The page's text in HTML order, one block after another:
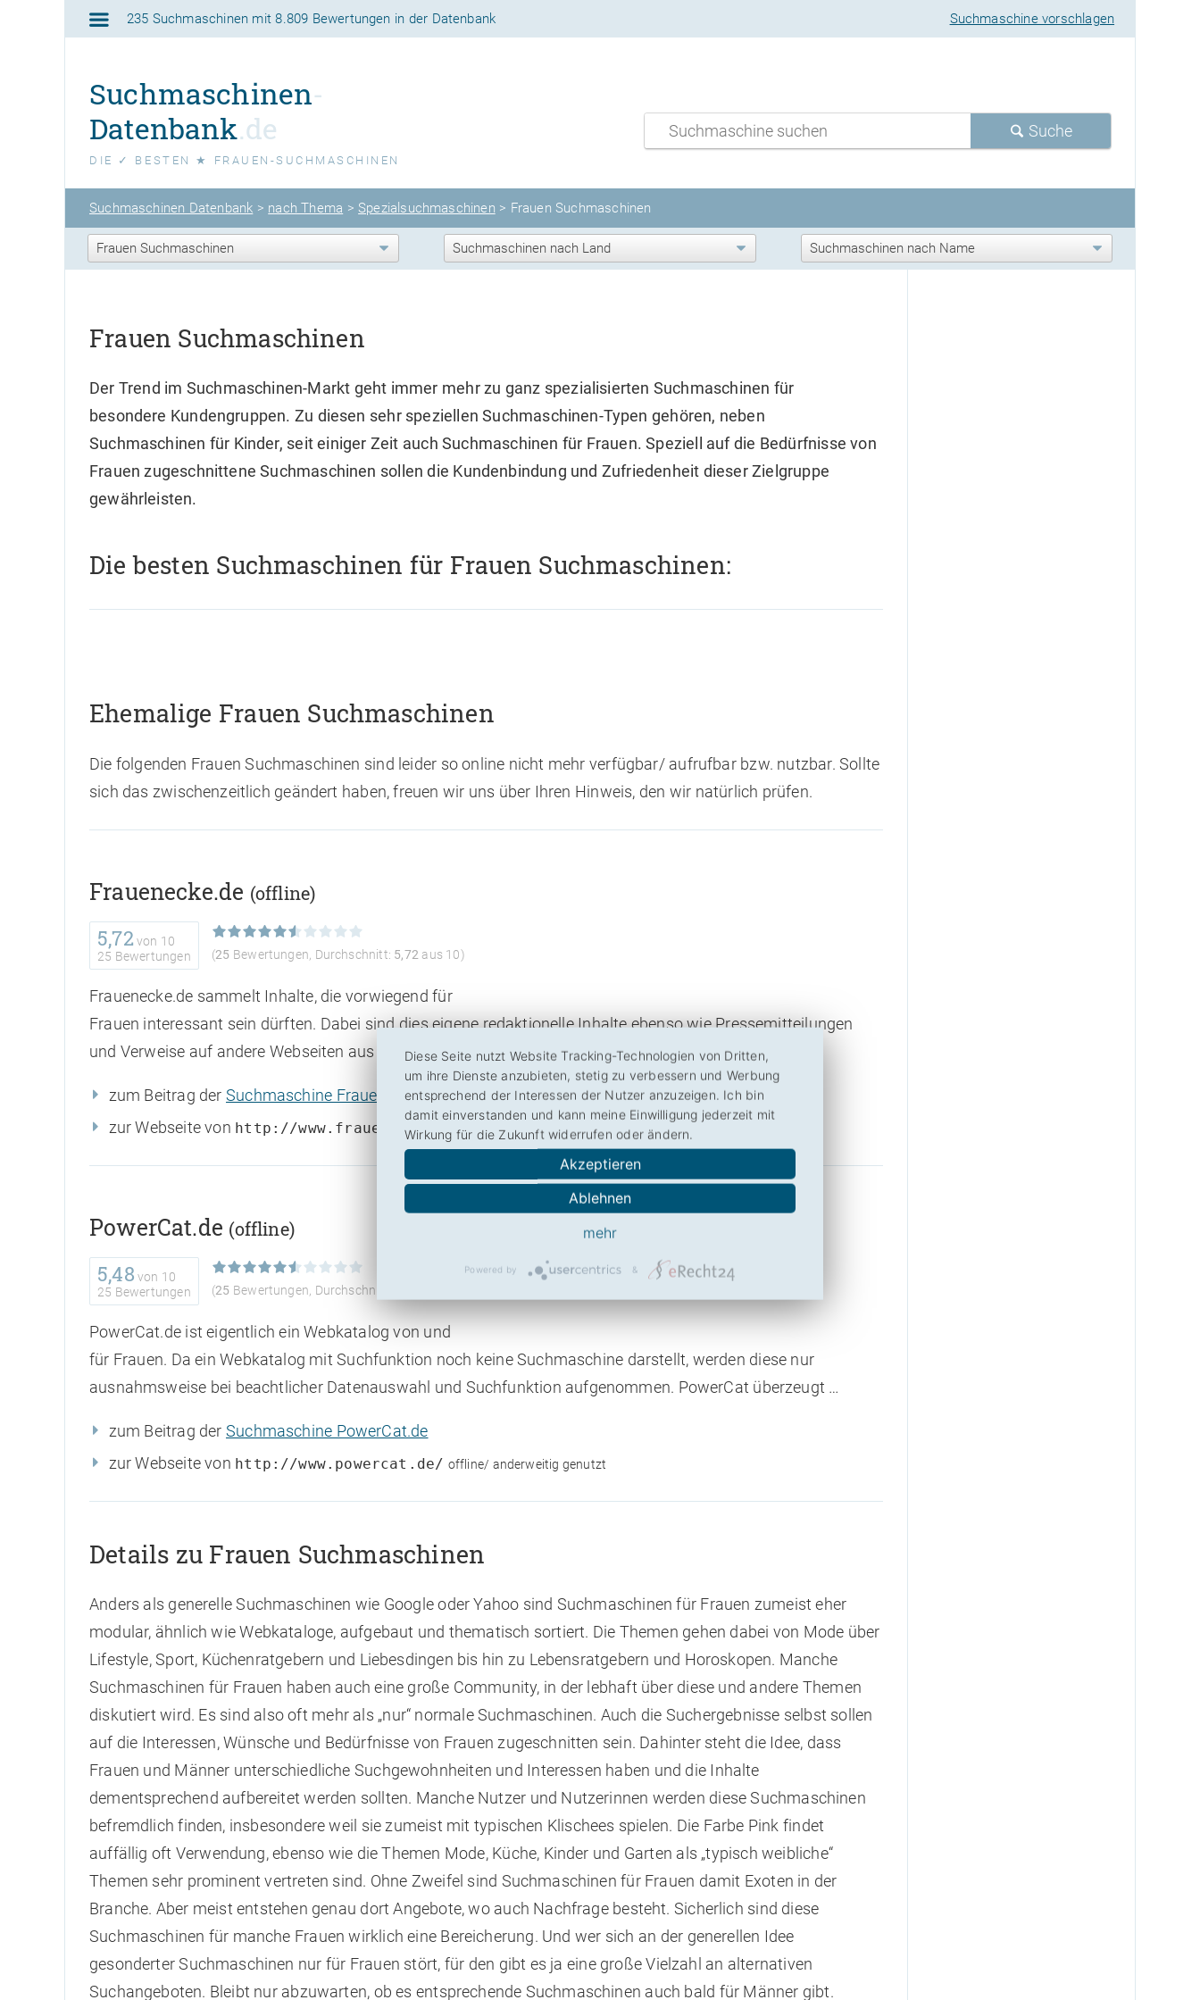
235 Suchmaschinen mit8.809 Bewertungen in der Datenbank Suchmaschine vorschlagen
Suchmaschinen-
Datenbank.de
DIE ✓ BESTEN ★ FRAUEN-SUCHMASCHINEN
Suche
Suchmaschinen Datenbank > nach Thema >Spezialsuchmaschinen > Frauen Suchmaschinen
Frauen Suchmaschinen
Der Trend im Suchmaschinen-Markt geht immer mehr zu ganz spezialisierten Suchmaschinen für
besondere Kundengruppen. Zu diesen sehr speziellen Suchmaschinen-Typen gehören, neben
Suchmaschinen für Kinder, seit einiger Zeit auch Suchmaschinen für Frauen. Speziell auf die Bedürfnisse von
Frauen zugeschnittene Suchmaschinen sollen die Kundenbindung und Zufriedenheit dieser Zielgruppe
gewährleisten.
Die besten Suchmaschinen für Frauen Suchmaschinen:
Ehemalige Frauen Suchmaschinen
Die folgenden Frauen Suchmaschinen sind leider so online nicht mehr verfügbar/ aufrufbar bzw. nutzbar. Sollte
sich das zwischenzeitlich geändert haben, freuen wir uns über Ihren Hinweis, den wir natürlich prüfen.
Frauenecke.de (offline)
5,72 von 10
25 Bewertungen
(25 Bewertungen, Durchschnitt: 5,72aus 10)
Frauenecke.de sammelt Inhalte, die vorwiegend für
Frauen interessant sein dürften. Dabei sind dies eigene redaktionelle Inhalte ebenso wie Pressemitteilungen
und Verweise auf andere Webseiten aus dem umfangreichen Webkatalog. Aufgrund dieser …
zum Beitrag derSuchmaschine Frauenecke.de
zur Webseite von http://www.frauenecke.de/ offline/ anderweitig genutzt
PowerCat.de (offline)
5,48 von 10
25 Bewertungen
(25 Bewertungen, Durchschnitt:
PowerCat.de ist eigentlich ein Webkatalog von und
für Frauen. Da ein Webkatalog mit Suchfunktion noch keine Suchmaschine darstellt, werden diese nur
ausnahmsweise bei beachtlicher Datenauswahl und Suchfunktion aufgenommen. PowerCat überzeugt …
zum Beitrag derSuchmaschine PowerCat.de
zur Webseite von http://www.powercat.de/ offline/ anderweitig genutzt
Details zu Frauen Suchmaschinen
Anders als generelle Suchmaschinen wie Google oder Yahoo sind Suchmaschinen für Frauen zumeist eher
modular, ähnlich wie Webkataloge, aufgebaut und thematisch sortiert. Die Themen gehen dabei von Mode über
Lifestyle, Sport, Küchenratgebern und Liebesdingen bis hin zu Lebensratgebern und Horoskopen. Manche
Suchmaschinen für Frauen haben auch eine große Community, in der lebhaft über diese und andere Themen
diskutiert wird. Es sind also oft mehr als „nur“ normale Suchmaschinen. Auch die Suchergebnisse selbst sollen
auf die Interessen, Wünsche und Bedürfnisse von Frauen zugeschnitten sein. Dahinter steht die Idee, dass
Frauen und Männer unterschiedliche Suchgewohnheiten und Interessen haben und die Inhalte
dementsprechend aufbereitet werden sollten. Manche Nutzer und Nutzerinnen werden diese Suchmaschinen
befremdlich finden, insbesondere weil sie zumeist mit typischen Klischees spielen. Die Farbe Pink findet
auffällig oft Verwendung, ebenso wie die Themen Mode, Küche, Kinder und Garten als „typisch weibliche“
Themen sehr prominent vertreten sind. Ohne Zweifel sind Suchmaschinen für Frauen damit Exoten in der
Branche. Aber meist entstehen genau dort Angebote, wo auch Nachfrage besteht. Sicherlich sind diese
Suchmaschinen für manche Frauen wirklich eine Bereicherung. Und wer sich an der generellen Idee
gesonderter Suchmaschinen nur für Frauen stört, für den gibt es ja eine große Vielzahl an alternativen
Suchangeboten. Bleibt nur abzuwarten, ob es entsprechende Suchmaschinen auch bald für Männer gibt.
Diese Seite nutzt Website Tracking-Technologien von Dritten,
um ihre Dienste anzubieten, stetig zu verbessern und Werbung
entsprechend der Interessen der Nutzer anzuzeigen. Ich bin
damit einverstanden und kann meine Einwilligung jederzeit mit
Wirkung für die Zukunft widerrufen oder ändern.
Akzeptieren
Ablehnen
mehr
Powered by &